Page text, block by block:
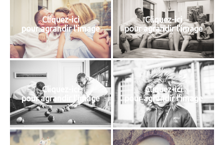
Cliquez-ici
pour agrandir l'image
Cliquez-ici
pour agrandir l'image
Cliquez-ici
pour agrandir l'image
Cliquez-ici
pour agrandir l'image